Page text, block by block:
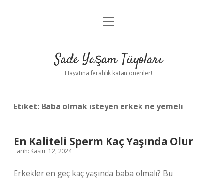
Anasayfa
Yasal Uyarı
menüyü
Sade Yaşam Tüyoları
Hayatına ferahlık katan öneriler!
Etiket: Baba olmak isteyen erkek ne yemeli
En Kaliteli Sperm Kaç Yaşında Olur
Tarih: Kasım 12, 2024
Erkekler en geç kaç yaşında baba olmalı? Bu